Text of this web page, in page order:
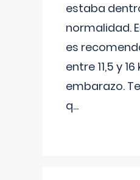
estaba
normalidad.
es
entre 11,5 y
embarazo.
q...